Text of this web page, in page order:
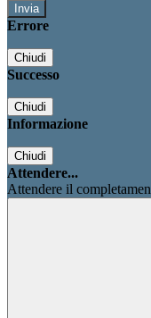
Errore
Chiudi
Successo
Chiudi
Informazione
Chiudi
Attendere...
Attendere il